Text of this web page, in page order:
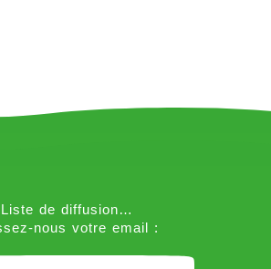
Liste de diffusion…
nous votre email :